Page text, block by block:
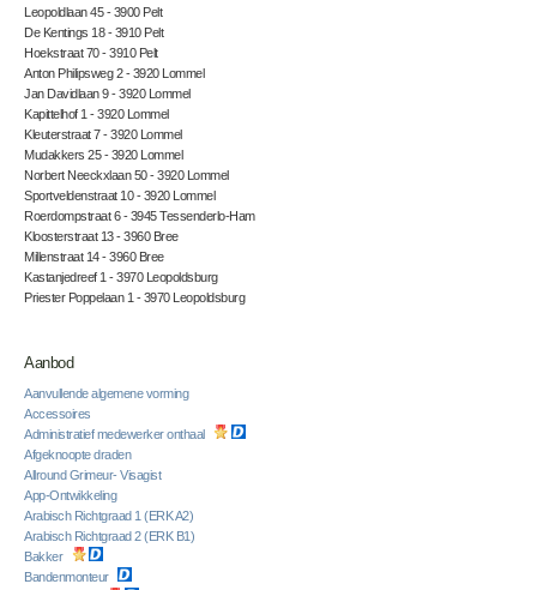
Leopoldlaan 45 - 3900 Pelt
De Kentings 18 - 3910 Pelt
Hoekstraat 70 - 3910 Pelt
Anton Philipsweg 2 - 3920 Lommel
Jan Davidlaan 9 - 3920 Lommel
Kapittelhof 1 - 3920 Lommel
Kleuterstraat 7 - 3920 Lommel
Mudakkers 25 - 3920 Lommel
Norbert Neeckxlaan 50 - 3920 Lommel
Sportveldenstraat 10 - 3920 Lommel
Roerdompstraat 6 - 3945 Tessenderlo-Ham
Kloosterstraat 13 - 3960 Bree
Millenstraat 14 - 3960 Bree
Kastanjedreef 1 - 3970 Leopoldsburg
Priester Poppelaan 1 - 3970 Leopoldsburg
Aanbod
Aanvullende algemene vorming
Accessoires
Administratief medewerker onthaal
Afgeknoopte draden
Allround Grimeur- Visagist
App-Ontwikkeling
Arabisch Richtgraad 1 (ERK A2)
Arabisch Richtgraad 2 (ERK B1)
Bakker
Bandenmonteur